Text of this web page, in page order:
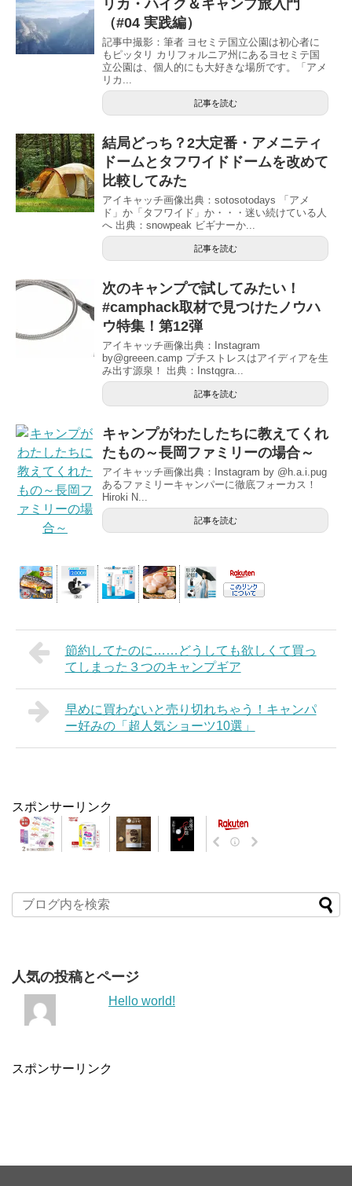
リカ・ハイク＆キャンプ旅入門
（#04 実践編）
記事中撮影：筆者 ヨセミテ国立公園は初心者に
もピッタリ カリフォルニア州にあるヨセミテ国
立公園は、個人的にも大好きな場所です。「アメ
リカ...
記事を読む
結局どっち？2大定番・アメニティ
ドームとタフワイドドームを改めて
比較してみた
アイキャッチ画像出典：sotosotodays 「アメ
ド」か「タフワイド」か・・・迷い続けている人
へ 出典：snowpeak ビギナーか...
記事を読む
次のキャンプで試してみたい！
#camphack取材で見つけたノウハ
ウ特集！第12弾
アイキャッチ画像出典：Instagram
by@greeen.camp プチストレスはアイディアを生
み出す源泉！ 出典：Instqgra...
記事を読む
キャンプがわたしたちに教えてくれ
たもの～長岡ファミリーの場合～
アイキャッチ画像出典：Instagram by @h.a.i.pug
あるファミリーキャンパーに徹底フォーカス！
Hiroki N...
記事を読む
節約してたのに……どうしても欲しくて買っ
てしまった３つのキャンプギア
早めに買わないと売り切れちゃう！キャンパ
ー好みの「超人気ショーツ10選」
スポンサーリンク
人気の投稿とページ
Hello world!
スポンサーリンク